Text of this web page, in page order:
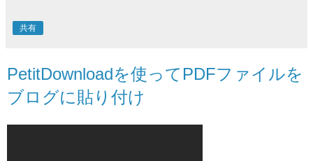
共有
PetitDownloadを使ってPDFファイルを
ブログに貼り付け